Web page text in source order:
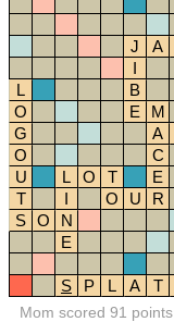
J A
I
L
B
O
E M
G
A
O
C
U
L O T E
T
I O U R
S O N
E
S
P L A T
Mom scored 91 points